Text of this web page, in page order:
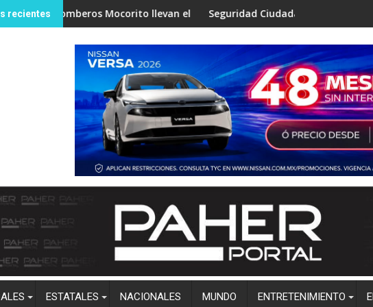
recientes
CJNG
Mocorito llevan el programa “Aprende a No Quemarte” a niños de
Seguridad Ciudadana de Salvador Alvarado
ESTATALES NACIONALES MUNDO ENTRETENIMIENTO